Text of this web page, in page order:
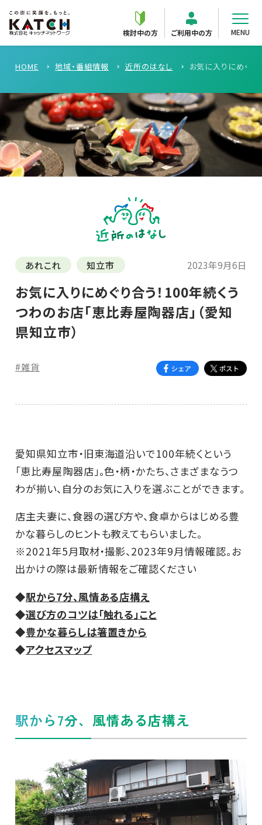
検討中の方 ご利用中の方 MENU
HOME 地域・番組情報 近所のはなし お気に入りにめぐり
あれこれ 知立市 2023年9月6日
お気に入りにめぐり合う！100年続くう
つわのお店「恵比寿屋陶器店」（愛知
県知立市）
#雑貨
愛知県知立市・旧東海道沿いで100年続くという
「恵比寿屋陶器店」。色・柄・かたち、さまざまなうつ
わが揃い、自分のお気に入りを選ぶことができます。
店主夫妻に、食器の選び方や、食卓からはじめる豊
かな暮らしのヒントも教えてもらいました。
※2021年5月取材・撮影、2023年9月情報確認。お
出かけの際は最新情報をご確認ください
◆駅から7分、風情ある店構え
◆選び方のコツは「触れる」こと
◆豊かな暮らしは箸置きから
◆アクセスマップ
駅から7分、風情ある店構え